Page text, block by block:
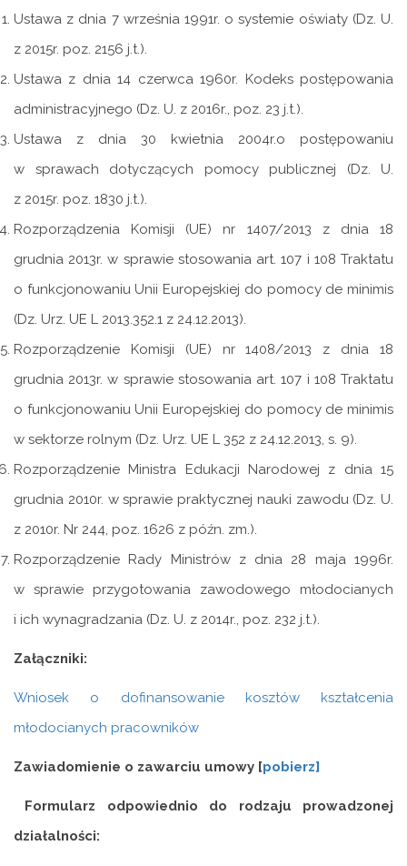
Ustawa z dnia 7 września 1991r. o systemie oświaty (Dz. U.
z 2015r. poz. 2156 j.t.).
Ustawa z dnia 14 czerwca 1960r. Kodeks postępowania
administracyjnego (Dz. U. z 2016r., poz. 23 j.t.).
Ustawa z dnia 30 kwietnia 2004r.o postępowaniu
w sprawach dotyczących pomocy publicznej (Dz. U.
z 2015r. poz. 1830 j.t.).
Rozporządzenia Komisji (UE) nr 1407/2013 z dnia 18
grudnia 2013r. w sprawie stosowania art. 107 i 108 Traktatu
o funkcjonowaniu Unii Europejskiej do pomocy de minimis
(Dz. Urz. UE L 2013.352.1 z 24.12.2013).
Rozporządzenie Komisji (UE) nr 1408/2013 z dnia 18
grudnia 2013r. w sprawie stosowania art. 107 i 108 Traktatu
o funkcjonowaniu Unii Europejskiej do pomocy de minimis
w sektorze rolnym (Dz. Urz. UE L 352 z 24.12.2013, s. 9).
Rozporządzenie Ministra Edukacji Narodowej z dnia 15
grudnia 2010r. w sprawie praktycznej nauki zawodu (Dz. U.
z 2010r. Nr 244, poz. 1626 z późn. zm.).
Rozporządzenie Rady Ministrów z dnia 28 maja 1996r.
w sprawie przygotowania zawodowego młodocianych
i ich wynagradzania (Dz. U. z 2014r., poz. 232 j.t.).
Załączniki:
Wniosek o dofinansowanie kosztów kształcenia
młodocianych pracowników
Zawiadomienie o zawarciu umowy [pobierz]
Formularz odpowiednio do rodzaju prowadzonej
działalności: